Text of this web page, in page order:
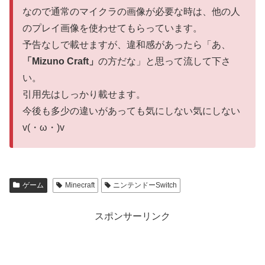
なので通常のマイクラの画像が必要な時は、他の人
のプレイ画像を使わせてもらっています。
予告なしで載せますが、違和感があったら「あ、
「Mizuno Craft」 の方だな」と思って流して下さ
い。
引用先はしっかり載せます。
今後も多少の違いがあっても気にしない気にしない
v(・ω・)v
ゲーム Minecraft ニンテンドーSwitch
スポンサーリンク